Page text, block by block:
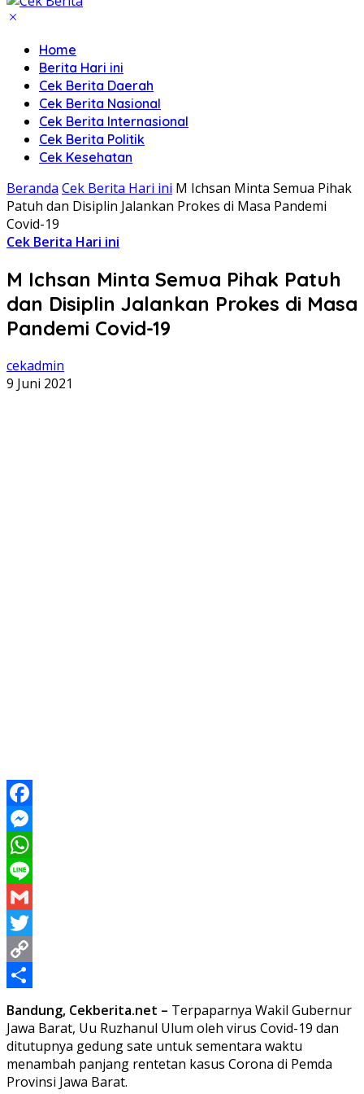
Home
Berita Hari ini
Cek Berita Daerah
Cek Berita Nasional
Cek Berita Internasional
Cek Berita Politik
Cek Kesehatan
Beranda Cek Berita Hari ini M Ichsan Minta Semua Pihak
Patuh dan Disiplin Jalankan Prokes di Masa Pandemi
Covid-19
Cek Berita Hari ini
M Ichsan Minta Semua Pihak Patuh
dan Disiplin Jalankan Prokes di Masa
Pandemi Covid-19
cekadmin
9 Juni 2021
Facebook
Messenger
WhatsApp
Line
Gmail
Twitter
Copy
Link
Share
Bandung, Cekberita.net – Terpaparnya Wakil Gubernur
Jawa Barat, Uu Ruzhanul Ulum oleh virus Covid-19 dan
ditutupnya gedung sate untuk sementara waktu
menambah panjang rentetan kasus Corona di Pemda
Provinsi Jawa Barat.